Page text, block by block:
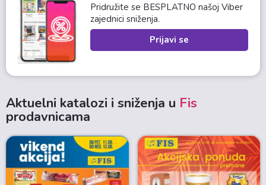
Pridružite se BESPLATNO našoj Viber
zajednici sniženja.
Prijavi se
Aktuelni katalozi i sniženja u Fis
prodavnicama